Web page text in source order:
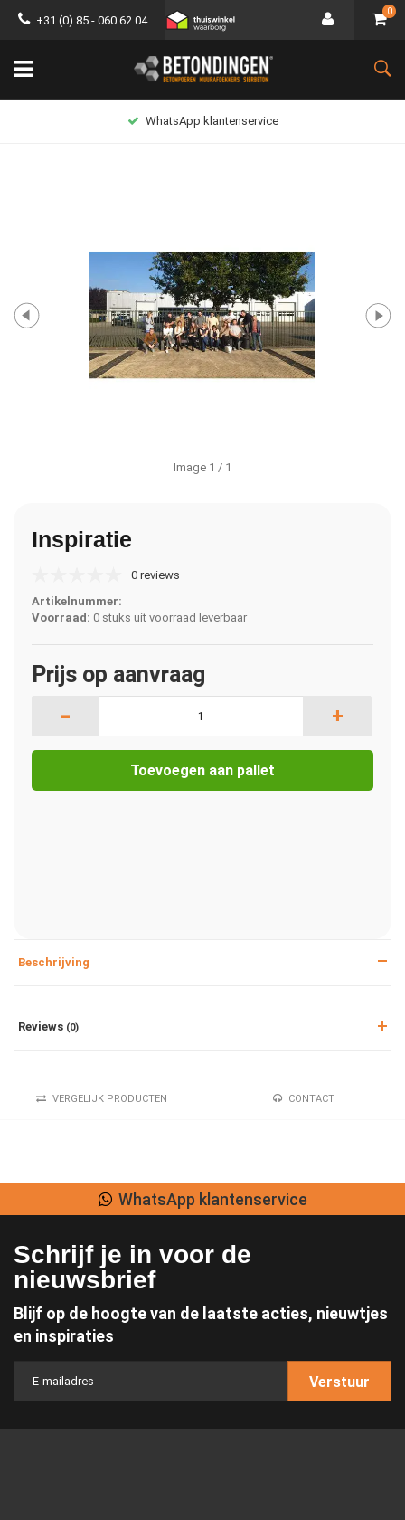
+31 (0) 85 - 060 62 04
0
WhatsApp klantenservice
Image 1 / 1
Inspiratie
0 reviews
Artikelnummer:
Voorraad: 0 stuks uit voorraad leverbaar
Prijs op aanvraag
- +
Toevoegen aan pallet
Beschrijving
Reviews (0)
VERGELIJK PRODUCTEN CONTACT
WhatsApp klantenservice
Schrijf je in voor de
nieuwsbrief
Blijf op de hoogte van de laatste acties, nieuwtjes
en inspiraties
Verstuur